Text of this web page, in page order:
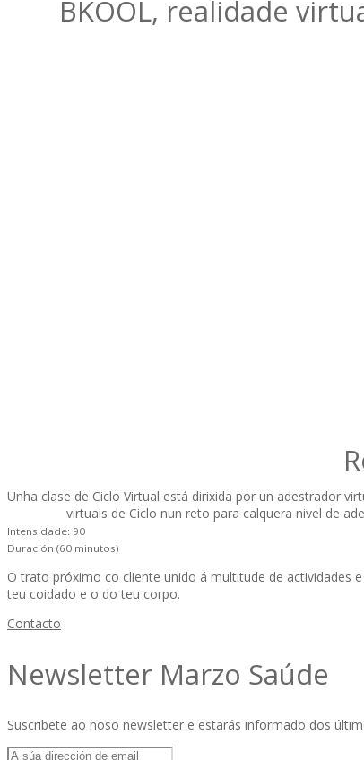
BKOOL, realidade
Unha clase de Ciclo Virtual está dirixida por un adestrador
virtuais de Ciclo nun reto para calquera nivel de
Intensidade: 90
Duración (60 minutos)
O trato próximo co cliente unido á multitude de actividades
teu coidado e o do teu corpo.
Contacto
Newsletter Marzo Saúde
Suscribete ao noso newsletter e estarás informado dos